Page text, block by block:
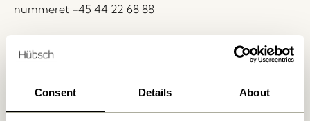
Consent Details About
nummeret +45 44 22 68 88
Levering indenfor 1-4 hverdage